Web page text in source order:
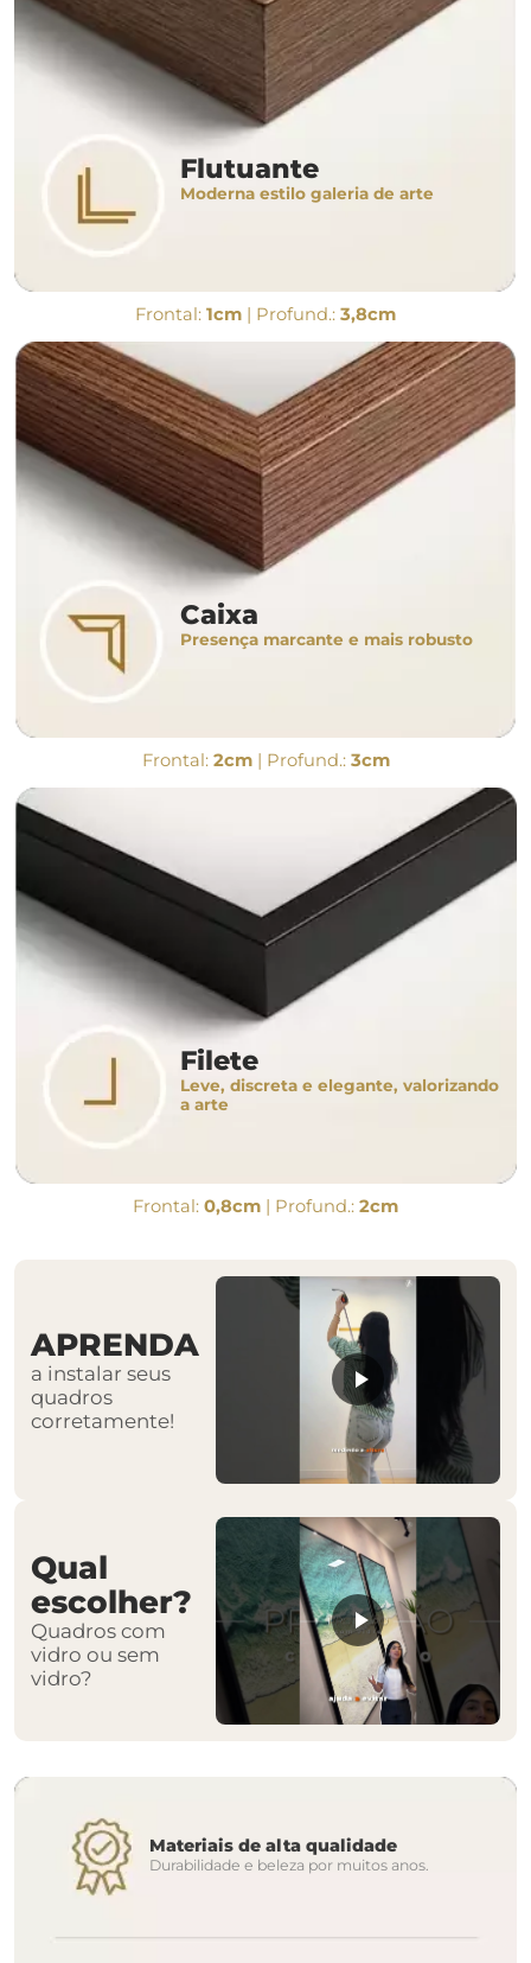
Flutuante
Moderna estilo galeria de arte
Frontal: 1cm | Profund.: 3,8cm
Caixa
Presença marcante e mais robusto
Frontal: 2cm| Profund.: 3cm
Filete
Leve, discreta e elegante, valorizando
a arte
Frontal: 0,8cm | Profund.: 2cm
APRENDA
a instalar seus
quadros
corretamente!
Qual
escolher?
Quadros com
vidro ou sem
vidro?
Materiais de alta qualidade
Durabilidade e beleza por muitos anos.